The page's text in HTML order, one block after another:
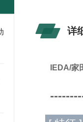
详
IEDA/